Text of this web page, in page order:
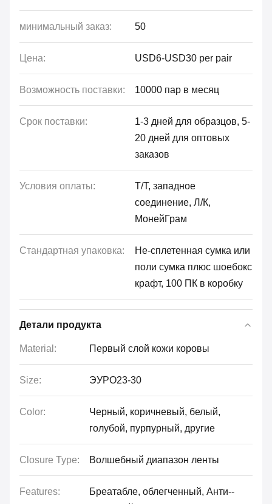
минимальный заказ: 50
Цена: USD6-USD30 per pair
Возможность поставки: 10000 пар в месяц
Срок поставки:
1-3 дней для образцов, 5-
20 дней для оптовых
заказов
Условия оплаты:
Т/Т, западное
соединение, Л/К,
МонейГрам
Стандартная упаковка:
Не-сплетенная сумка или
поли сумка плюс шоебокс
крафт, 100 ПК в коробку
Детали продукта
Material: Первый слой кожи коровы
Size: ЭУРО23-30
Color:
Черный, коричневый, белый,
голубой, пурпурный, другие
Closure Type: Волшебный диапазон ленты
Features:
Бреатабле, облегченный, Анти--